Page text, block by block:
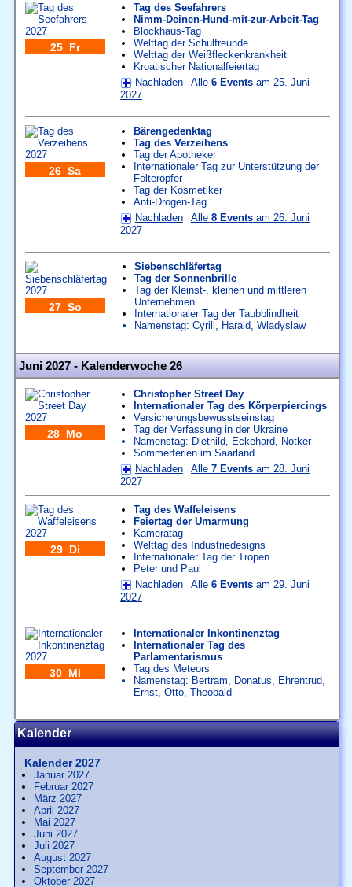
25 Fr
Tag des Seefahrers
Nimm-Deinen-Hund-mit-zur-Arbeit-Tag
Blockhaus-Tag
Welttag der Schulfreunde
Welttag der Weißfleckenkrankheit
Kroatischer Nationalfeiertag
Nachladen
Alle 6 Eventsam 25. Juni
2027
26 Sa
Bärengedenktag
Tag des Verzeihens
Tag der Apotheker
Internationaler Tag zur Unterstützung der
Folteropfer
Tag der Kosmetiker
Anti-Drogen-Tag
Nachladen
Alle 8 Eventsam 26. Juni
2027
27 So
Siebenschläfertag
Tag der Sonnenbrille
Tag der Kleinst-, kleinen und mittleren
Unternehmen
Internationaler Tag der Taubblindheit
Namenstag: Cyrill Harald Wladyslaw
Juni 2027 - Kalenderwoche 26
28 Mo
Christopher Street Day
Internationaler Tag des Körperpiercings
Versicherungsbewusstseinstag
Tag der Verfassung in der Ukraine
Namenstag: Diethild Eckehard
Notker
Sommerferien im Saarland
Nachladen
Alle 7 Eventsam 28. Juni
2027
29 Di
Tag des Waffeleisens
Feiertag der Umarmung
Kameratag
Welttag des Industriedesigns
Internationaler Tag der Tropen
Peter und Paul
Nachladen
Alle 6 Eventsam 29. Juni
2027
30 Mi
Internationaler Inkontinenztag
Internationaler Tag des
Parlamentarismus
Tag des Meteors
Namenstag: Bertram Donatus Ehrentrud
Ernst, Otto, Theobald
Kalender
Kalender 2027
Januar 2027
Februar 2027
März 2027
April 2027
Mai 2027
Juni 2027
Juli 2027
August 2027
September 2027
Oktober 2027